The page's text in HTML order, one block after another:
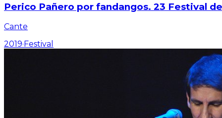
Perico Pañero por fandangos. 23 Festival
Cante
2019·Festival